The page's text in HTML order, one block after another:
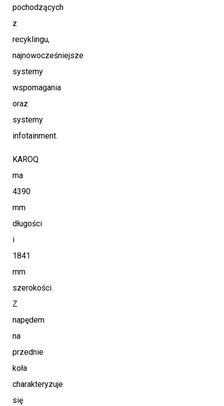
pochodzących
z
recyklingu,
najnowocześniejsze
systemy
wspomagania
oraz
systemy
infotainment.
KAROQ
ma
4390
mm
długości
i
1841
mm
szerokości.
Z
napędem
na
przednie
koła
charakteryzuje
się